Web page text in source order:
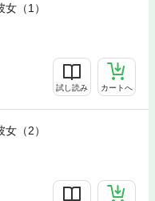
（1）
試し読み カートへ
（2）